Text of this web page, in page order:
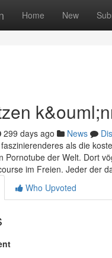
Home New
299 days ago News
als die
Pornotube der Welt. Dort
im Freien. Jeder der
Who Upvoted